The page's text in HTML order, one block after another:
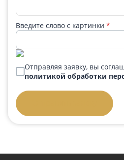
Введите слово с картинки *
Отправляя заявку, вы
политикой обработки